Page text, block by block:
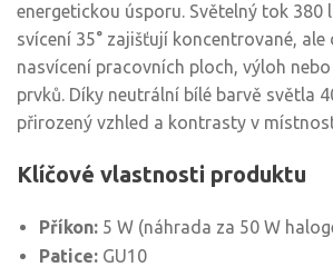
energetickou úsporu. Světelný tok 380
svícení 35° zajišťují koncentrované,
nasvícení pracovních ploch, výloh
prvků. Díky neutrální bílé barvě světla
přirozený vzhled a kontrasty v
Klíčové vlastnosti produktu
Příkon: 5 W (náhrada za 50 W
Patice: GU10